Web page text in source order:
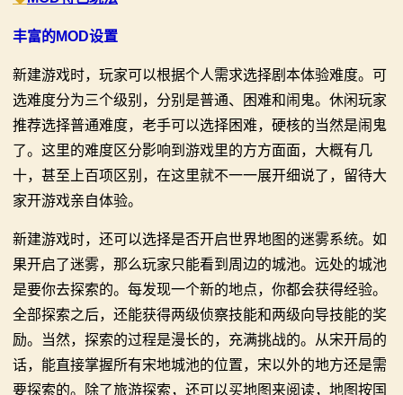
丰富的MOD设置
新建游戏时，玩家可以根据个人需求选择剧本体验难度。可
选难度分为三个级别，分别是普通、困难和闹鬼。休闲玩家
推荐选择普通难度，老手可以选择困难，硬核的当然是闹鬼
了。这里的难度区分影响到游戏里的方方面面，大概有几
十，甚至上百项区别，在这里就不一一展开细说了，留待大
家开游戏亲自体验。
新建游戏时，还可以选择是否开启世界地图的迷雾系统。如
果开启了迷雾，那么玩家只能看到周边的城池。远处的城池
是要你去探索的。每发现一个新的地点，你都会获得经验。
全部探索之后，还能获得两级侦察技能和两级向导技能的奖
励。当然，探索的过程是漫长的，充满挑战的。从宋开局的
话，能直接掌握所有宋地城池的位置，宋以外的地方还是需
要探索的。除了旅游探索，还可以买地图来阅读，地图按国